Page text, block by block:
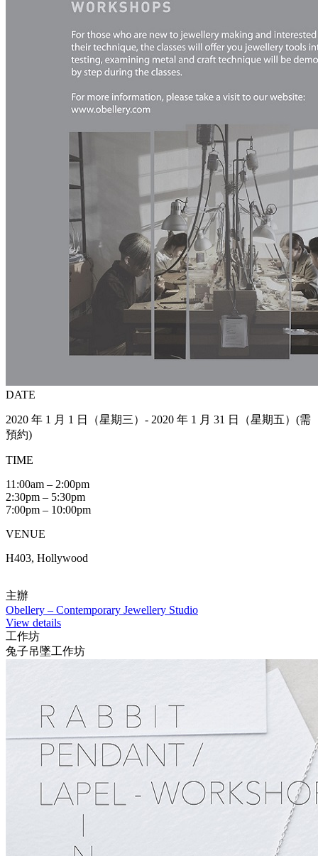
DATE
2020 年 1 月 1 日（星期三）- 2020 年 1 月 31 日（星期五）(需
預約)
TIME
11:00am – 2:00pm
2:30pm – 5:30pm
7:00pm – 10:00pm
VENUE
H403, Hollywood
主辦
Obellery – Contemporary Jewellery Studio
View details
工作坊
兔子吊墜工作坊